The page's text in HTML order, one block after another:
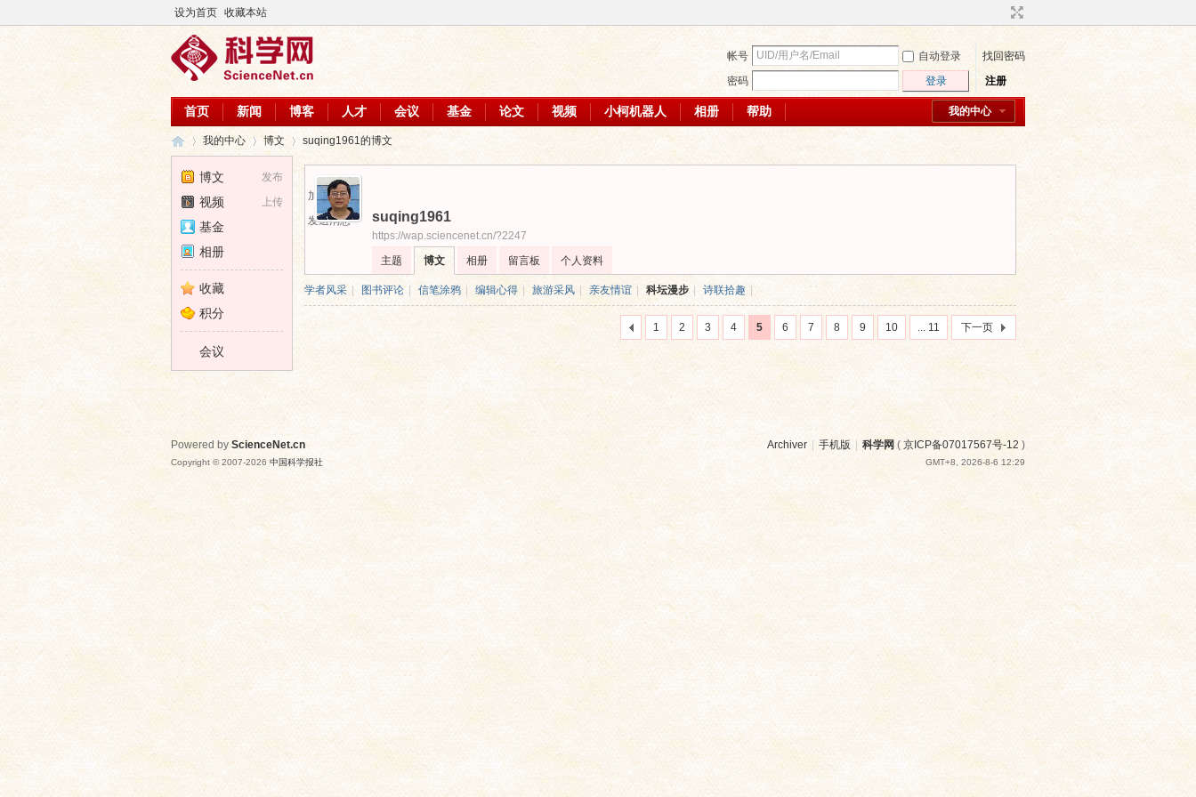
设为首页 收藏本站
帐号 自动登录
找回密码
密码
登录 注册
我的中心
首页 新闻 博客 人才 会议 基金 论文 视频 小柯机器人 相册 帮助
学
›
我的中心 博文 suqing1961的博文
加为好友
发送消息
suqing1961
https://wap.sciencenet.cn/?2247
主题
博文 相册 留言板 个人资料
学者风采 图书评论 | 信笔涂鸦 编辑心得 旅游采风 亲友情谊 | 科坛漫步 | 诗联拾趣
1 2 3 4 5 6 7 8 9 10 ... 11 下一页
发布
博文
上传
视频
基金
相册
收藏
积分
会议
Archiver 手机版 科学网 ( 京ICP备07017567号-12 )
GMT+8, 2026-8-6 12:29
Powered by ScienceNet.cn
Copyright © 2007-2026 中国科学报社